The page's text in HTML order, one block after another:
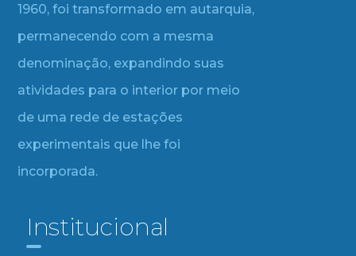
1960, foi transformado em autarquia,
permanecendo com a mesma
denominação, expandindo suas
atividades para o interior por meio
de uma rede de estações
experimentais que lhe foi
incorporada.
Institucional